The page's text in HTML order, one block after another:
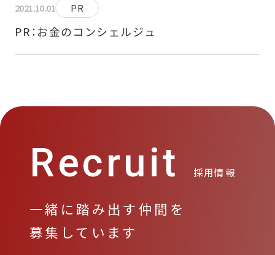
2021.10.01 PR
PR：お金のコンシェルジュ
Recruit 採用情報
一緒に踏み出す仲間を
募集しています